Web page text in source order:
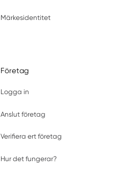
Märkesidentitet
Företag
Logga in
Anslut företag
Verifiera ert företag
Hur det fungerar?